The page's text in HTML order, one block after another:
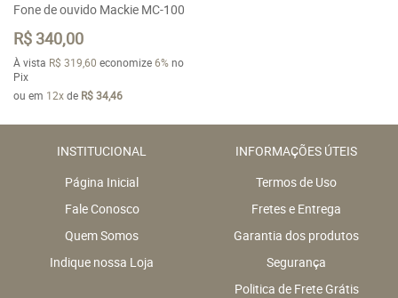
Fone de ouvido Mackie MC-100
R$ 340,00
À vista R$ 319,60 economize6%no
Pix
ou em 12xde R$ 34,46
INSTITUCIONAL
Página Inicial
Fale Conosco
Quem Somos
Indique nossa Loja
INFORMAÇÕES ÚTEIS
Termos de Uso
Fretes e Entrega
Garantia dos produtos
Segurança
Politica de Frete Grátis